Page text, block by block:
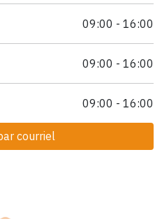
09:00 - 16:00
09:00 - 16:00
09:00 - 16:00
courriel